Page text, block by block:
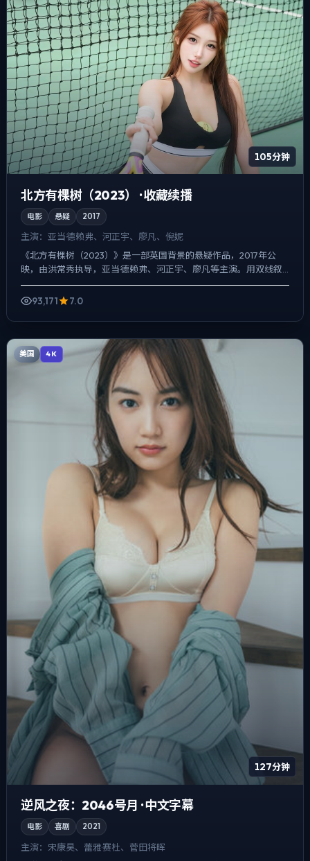
105分钟
北方有棵树（2023） · 收藏续播
电影 悬疑 2017
主演： 亚当·德赖弗、河正宇、廖凡、倪妮
《北方有棵树（2023）》是一部英国背景的悬疑作品，2017年公
映，由洪常秀执导，亚当·德赖弗、河正宇、廖凡等主演。用双线叙
事把过去与现在拧成一股绳，爱情线并不喧宾夺主，却成为...
93,171
7.0
美国 4K
127分钟
逆风之夜：2046号月 · 中文字幕
电影 喜剧 2021
主演： 宋康昊、蕾雅·赛杜、菅田将晖